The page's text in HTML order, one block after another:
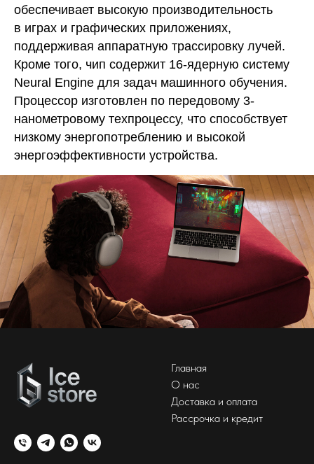
обеспечивает высокую производительность
в играх и графических приложениях,
поддерживая аппаратную трассировку лучей.
Кроме того, чип содержит 16-ядерную систему
Neural Engine для задач машинного обучения.
Процессор изготовлен по передовому 3-
нанометровому техпроцессу, что способствует
низкому энергопотреблению и высокой
энергоэффективности устройства.
Главная
О нас
Доставка и оплата
Рассрочка и кредит